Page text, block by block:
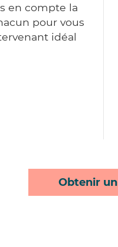
en compte la
pour vous
idéal
Obtenir